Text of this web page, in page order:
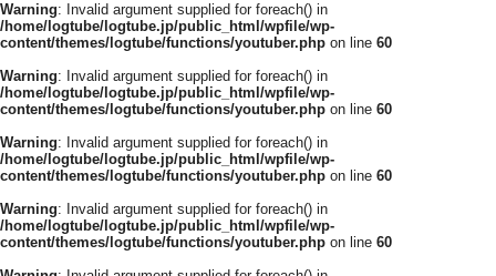
Warning: Invalid argument supplied for foreach() in
/home/logtube/logtube.jp/public_html/wpfile/wp-
content/themes/logtube/functions/youtuber.php on line 60
Warning: Invalid argument supplied for foreach() in
/home/logtube/logtube.jp/public_html/wpfile/wp-
content/themes/logtube/functions/youtuber.php on line 60
Warning: Invalid argument supplied for foreach() in
/home/logtube/logtube.jp/public_html/wpfile/wp-
content/themes/logtube/functions/youtuber.php on line 60
Warning: Invalid argument supplied for foreach() in
/home/logtube/logtube.jp/public_html/wpfile/wp-
content/themes/logtube/functions/youtuber.php on line 60